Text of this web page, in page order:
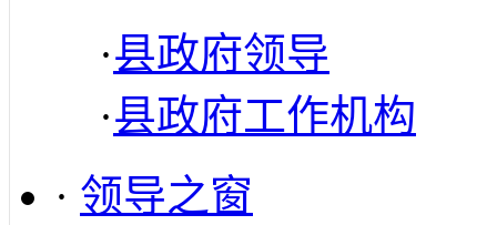
·县政府领导
·县政府工作机构
· 领导之窗